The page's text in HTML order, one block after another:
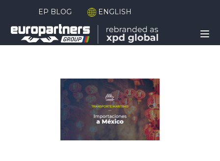
EP BLOG ENGLISH